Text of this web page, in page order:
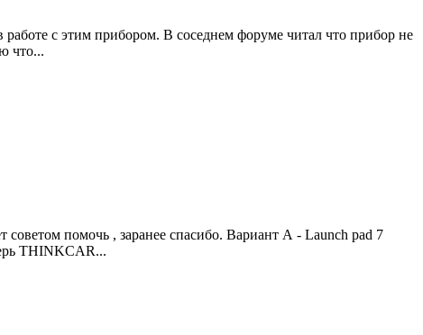
с этим прибором. В соседнем форуме читал что прибор не
что...
помочь , заранее спасибо. Вариант А - Launch pad 7
THINKCAR...